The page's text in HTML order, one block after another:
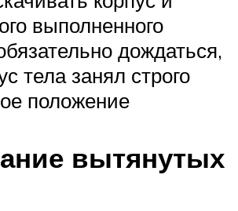
выполненного
дождаться,
тела занял строго
положение
вытянутых